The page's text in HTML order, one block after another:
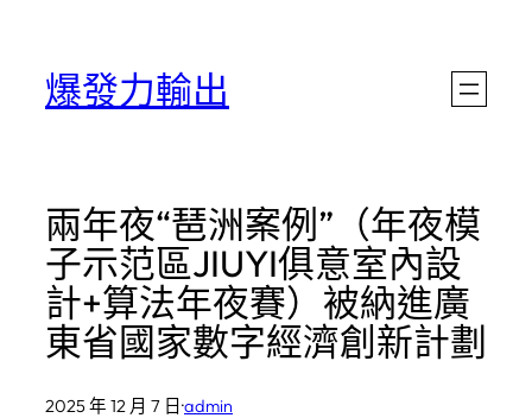
爆發力輸出
兩年夜“琶洲案例”（年夜模
子示范區JIUYI俱意室內設
計+算法年夜賽）被納進廣
東省國家數字經濟創新計劃
2025 年 12 月 7 日·admin